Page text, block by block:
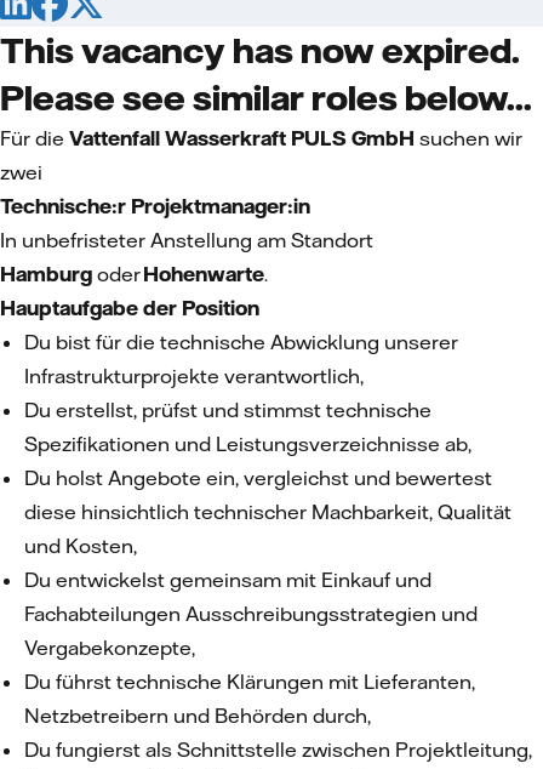
This vacancy has now expired.
Please see similar roles below...
Für die Vattenfall Wasserkraft PULS GmbH suchen wir
zwei
Technische:r Projektmanager:in
In unbefristeter Anstellung am Standort
Hamburg oderHohenwarte.
Hauptaufgabe der Position
Du bist für die technische Abwicklung unserer
Infrastrukturprojekte verantwortlich,
Du erstellst, prüfst und stimmst technische
Spezifikationen und Leistungsverzeichnisse ab,
Du holst Angebote ein, vergleichst und bewertest
diese hinsichtlich technischer Machbarkeit, Qualität
und Kosten,
Du entwickelst gemeinsam mit Einkauf und
Fachabteilungen Ausschreibungsstrategien und
Vergabekonzepte,
Du führst technische Klärungen mit Lieferanten,
Netzbetreibern und Behörden durch,
Du fungierst als Schnittstelle zwischen Projektleitung,